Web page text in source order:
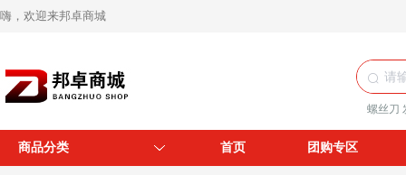
嗨，欢迎来邦卓商城
螺丝刀
商品分类 首页 团购专区